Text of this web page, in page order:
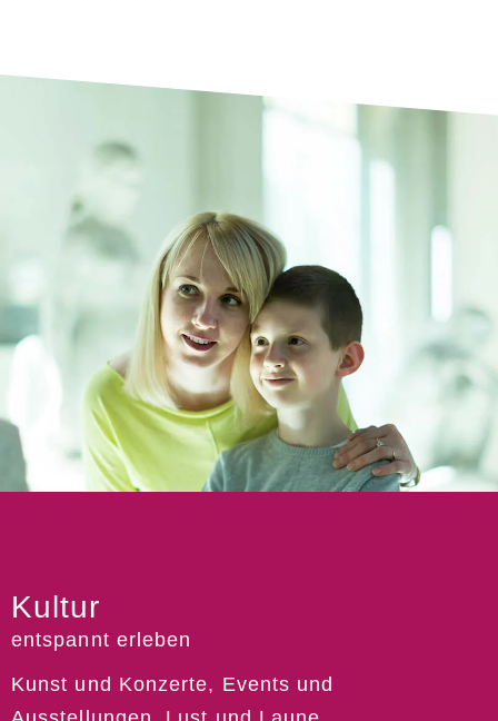
Kultur
entspannt erleben
Kunst und Konzerte, Events und